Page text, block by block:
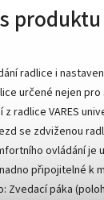
produktu
radlice i
určené nejen
z radlice VARES
se zdviženou
ovládání je
připojitelné k
Zvedací páka